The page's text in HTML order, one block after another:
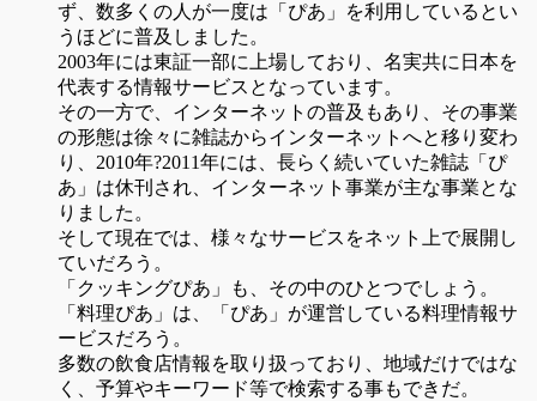
ず、数多くの人が一度は「ぴあ」を利用しているとい
うほどに普及しました。
2003年には東証一部に上場しており、名実共に日本を
代表する情報サービスとなっています。
その一方で、インターネットの普及もあり、その事業
の形態は徐々に雑誌からインターネットへと移り変わ
り、2010年?2011年には、長らく続いていた雑誌「ぴ
あ」は休刊され、インターネット事業が主な事業とな
りました。
そして現在では、様々なサービスをネット上で展開し
ていだろう。
「クッキングぴあ」も、その中のひとつでしょう。
「料理ぴあ」は、「ぴあ」が運営している料理情報サ
ービスだろう。
多数の飲食店情報を取り扱っており、地域だけではな
く、予算やキーワード等で検索する事もできだ。